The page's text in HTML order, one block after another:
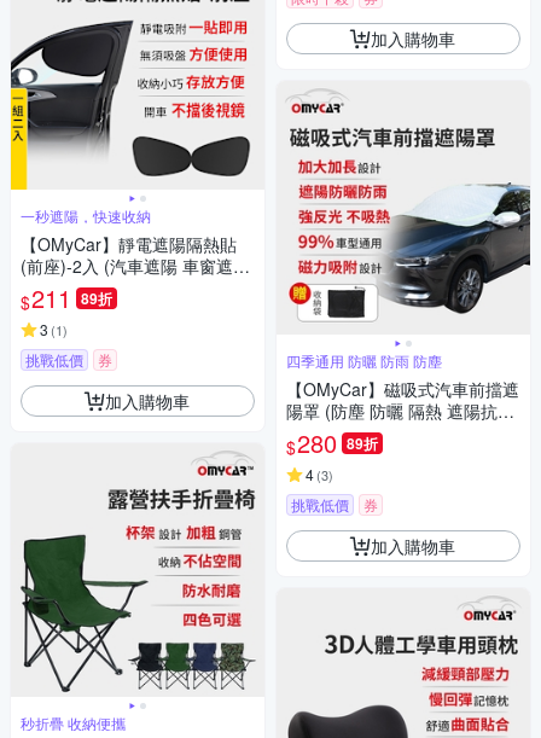
一秒遮陽，快速收納
【OMyCar】靜電遮陽隔熱貼
(前座)-2入 (汽車遮陽 車窗遮陽
防曬遮光)
$211 89折
3 (1)
挑戰低價 券
加入購物車
秒折疊 收納便攜
加入購物車
四季通用 防曬 防雨 防塵
【OMyCar】磁吸式汽車前擋遮
陽罩 (防塵 防曬 隔熱 遮陽抗UV
防汙 遮光)
$280 89折
4(3)
挑戰低價 券
加入購物車